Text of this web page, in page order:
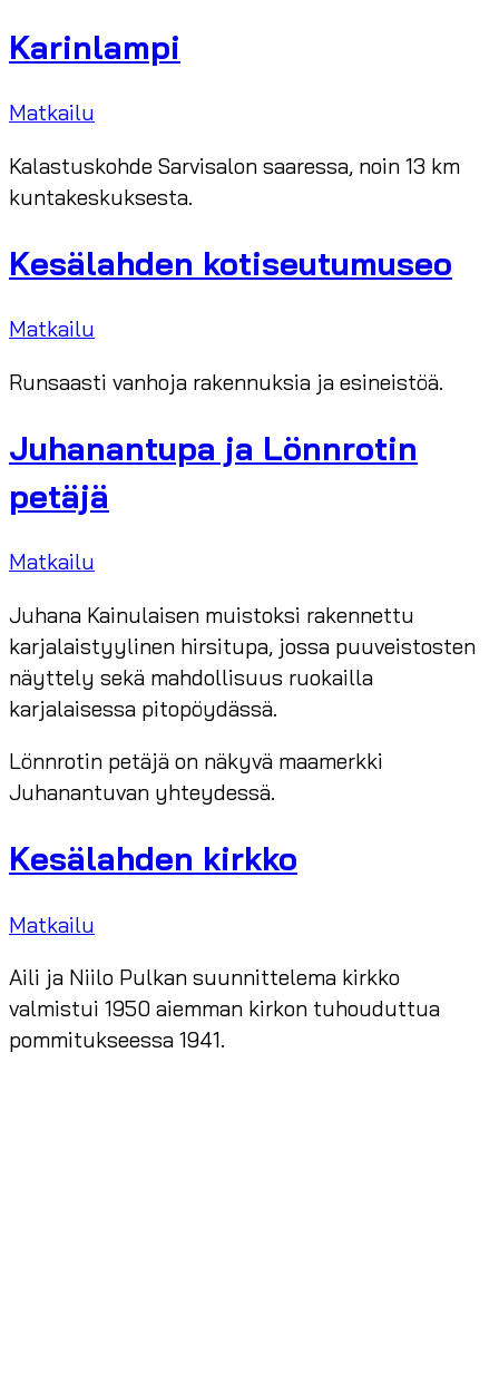
Karinlampi
Matkailu
Kalastuskohde Sarvisalon saaressa, noin 13 km
kuntakeskuksesta.
Kesälahden kotiseutumuseo
Matkailu
Runsaasti vanhoja rakennuksia ja esineistöä.
Juhanantupa ja Lönnrotin
petäjä
Matkailu
Juhana Kainulaisen muistoksi rakennettu
karjalaistyylinen hirsitupa, jossa puuveistosten
näyttely sekä mahdollisuus ruokailla
karjalaisessa pitopöydässä.
Lönnrotin petäjä on näkyvä maamerkki
Juhanantuvan yhteydessä.
Kesälahden kirkko
Matkailu
Aili ja Niilo Pulkan suunnittelema kirkko
valmistui 1950 aiemman kirkon tuhouduttua
pommitukseessa 1941.